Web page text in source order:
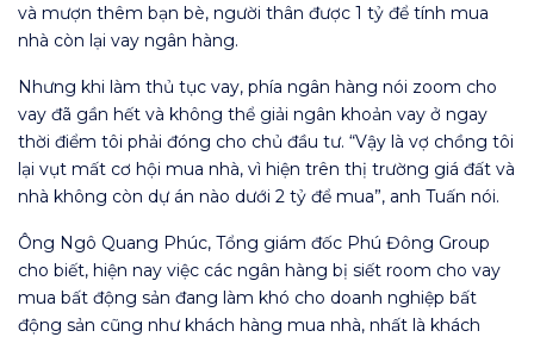
và mượn thêm bạn bè, người thân được 1 tỷ để tính mua
nhà còn lại vay ngân hàng.
Nhưng khi làm thủ tục vay, phía ngân hàng nói zoom cho
vay đã gần hết và không thể giải ngân khoản vay ở ngay
thời điểm tôi phải đóng cho chủ đầu tư. “Vậy là vợ chồng tôi
lại vụt mất cơ hội mua nhà, vì hiện trên thị trường giá đất và
nhà không còn dự án nào dưới 2 tỷ để mua”, anh Tuấn nói.
Ông Ngô Quang Phúc, Tổng giám đốc Phú Đông Group
cho biết, hiện nay việc các ngân hàng bị siết room cho vay
mua bất động sản đang làm khó cho doanh nghiệp bất
động sản cũng như khách hàng mua nhà, nhất là khách